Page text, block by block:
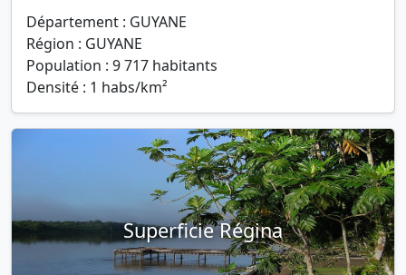
Département : GUYANE
Région : GUYANE
Population : 9 717 habitants
Densité : 1 habs/km²
Superficie Régina